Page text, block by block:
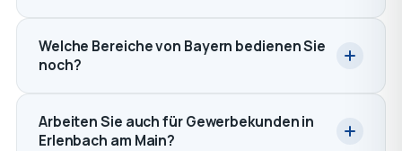
Welche Bereiche von Bayern bedienen Sie
noch?
Arbeiten Sie auch für Gewerbekunden in
Erlenbach am Main?